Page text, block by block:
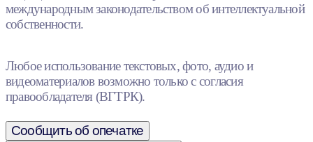
международным законодательством об интеллектуальной
собственности.
Любое использование текстовых, фото, аудио и
видеоматериалов возможно только с согласия
правообладателя (ВГТРК).
Сообщить об опечатке